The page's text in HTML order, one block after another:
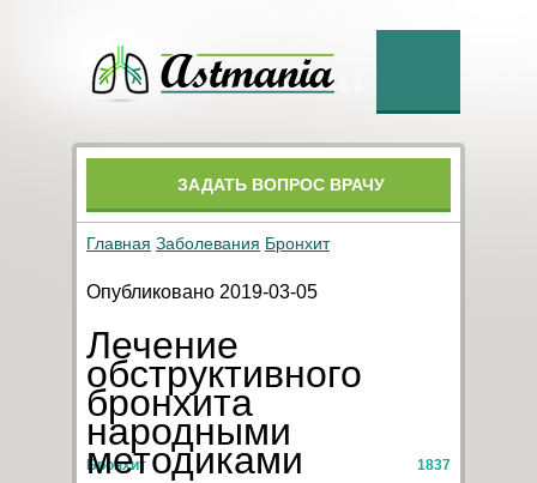
ЗАДАТЬ ВОПРОС ВРАЧУ
Главная Заболевания Бронхит
Опубликовано 2019-03-05
Лечение
обструктивного
бронхита
народными
методиками
Бронхит 1837